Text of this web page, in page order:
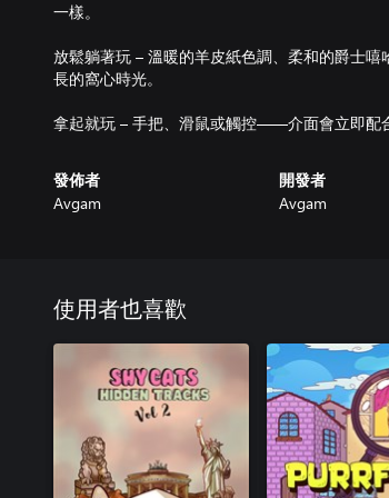
一樣。
放鬆躺著玩 – 溫暖的羊皮紙色調、柔和的爵士
長的窩心時光。
拿起就玩 – 手把、滑鼠或觸控——介面會立即配
發佈者
Avgam
開發者
Avgam
使用者也喜歡